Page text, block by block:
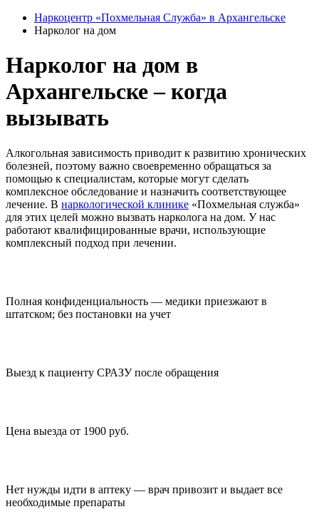
Наркоцентр «Похмельная Служба» в Архангельске
Нарколог на дом
Нарколог на дом в
Архангельске – когда
вызывать
Алкогольная зависимость приводит к развитию хронических
болезней, поэтому важно своевременно обращаться за
помощью к специалистам, которые могут сделать
комплексное обследование и назначить соответствующее
лечение. В наркологической клинике «Похмельная служба»
для этих целей можно вызвать нарколога на дом. У нас
работают квалифицированные врачи, использующие
комплексный подход при лечении.
Полная конфиденциальность — медики приезжают в
штатском; без постановки на учет
Выезд к пациенту СРАЗУ после обращения
Цена выезда от 1900 руб.
Нет нужды идти в аптеку — врач привозит и выдает все
необходимые препараты